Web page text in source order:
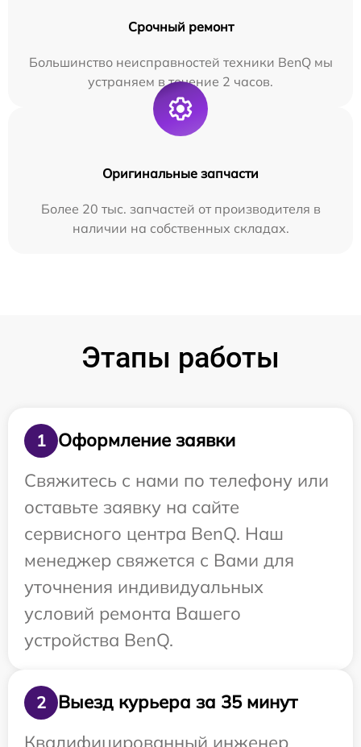
Срочный ремонт
Большинство неисправностей техники BenQ мы
устраняем в течение 2 часов.
Оригинальные запчасти
Более 20 тыс. запчастей от производителя в
наличии на собственных складах.
Этапы работы
1
Оформление заявки
Свяжитесь с нами по телефону или
оставьте заявку на сайте
сервисного центра BenQ. Наш
менеджер свяжется с Вами для
уточнения индивидуальных
условий ремонта Вашего
устройства BenQ.
2
Выезд курьера за 35 минут
Квалифицированный инженер